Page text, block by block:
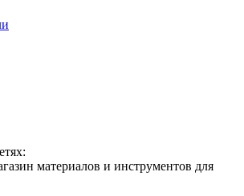
материалов и инструментов для